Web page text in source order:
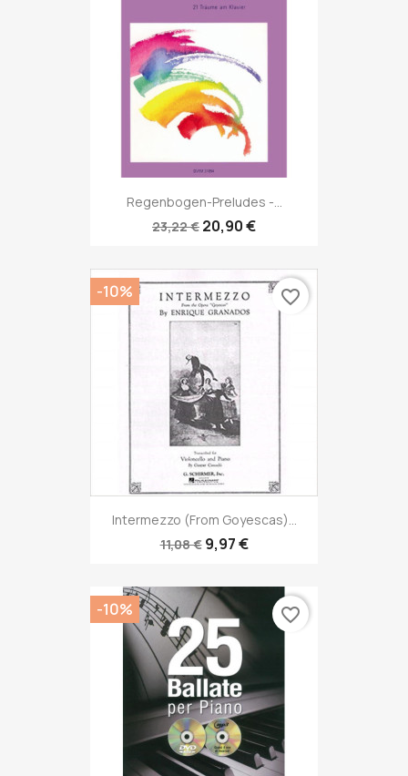
Regenbogen-Preludes -...
23,22 € 20,90 €
Intermezzo (from Goyescas)...
11,08 € 9,97 €
-10% favorite_border
-10% favorite_border